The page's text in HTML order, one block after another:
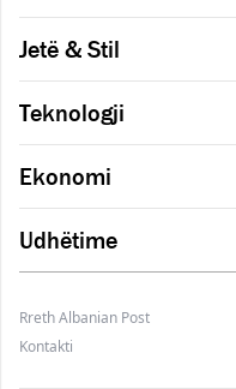
Jetë & Stil
Teknologji
Ekonomi
Udhëtime
Rreth Albanian Post
Kontakti